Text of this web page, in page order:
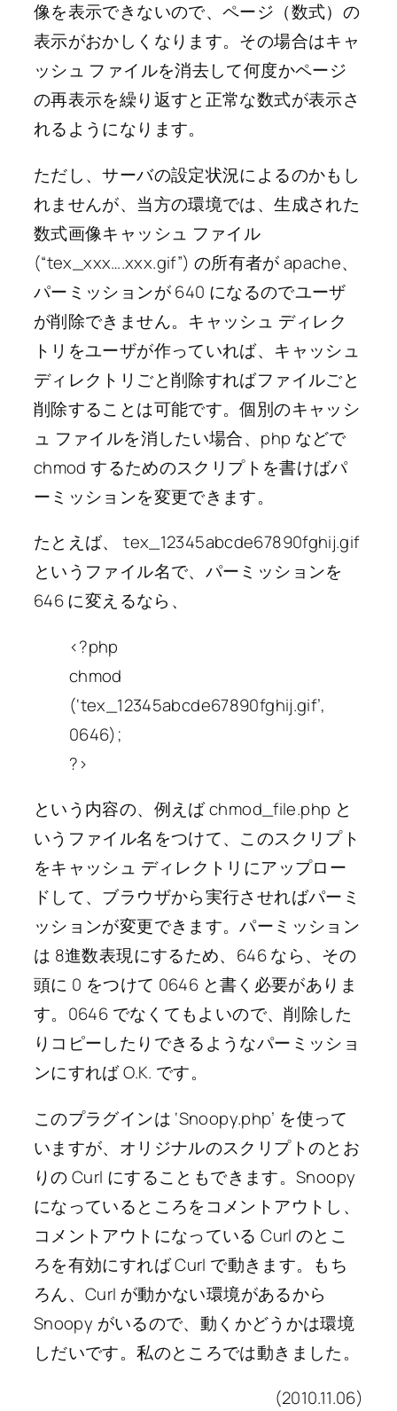
像を表示できないので、ページ（数式）の
表示がおかしくなります。その場合はキャ
ッシュ ファイルを消去して何度かページ
の再表示を繰り返すと正常な数式が表示さ
れるようになります。
ただし、サーバの設定状況によるのかもし
れませんが、当方の環境では、生成された
数式画像キャッシュ ファイル
(“tex_xxx….xxx.gif”) の所有者が apache、
パーミッションが 640 になるのでユーザ
が削除できません。キャッシュ ディレク
トリをユーザが作っていれば、キャッシュ
ディレクトリごと削除すればファイルごと
削除することは可能です。個別のキャッシ
ュ ファイルを消したい場合、php などで
chmod するためのスクリプトを書けばパ
ーミッションを変更できます。
たとえば、 tex_12345abcde67890fghij.gif
というファイル名で、パーミッションを
646 に変えるなら、
<?php
chmod
(‘tex_12345abcde67890fghij.gif’,
0646);
?>
という内容の、例えば chmod_file.php と
いうファイル名をつけて、このスクリプト
をキャッシュ ディレクトリにアップロー
ドして、ブラウザから実行させればパーミ
ッションが変更できます。パーミッション
は 8進数表現にするため、646 なら、その
頭に 0 をつけて 0646 と書く必要がありま
す。0646 でなくてもよいので、削除した
りコピーしたりできるようなパーミッショ
ンにすれば O.K. です。
このプラグインは ‘Snoopy.php’ を使って
いますが、オリジナルのスクリプトのとお
りの Curl にすることもできます。Snoopy
になっているところをコメントアウトし、
コメントアウトになっている Curl のとこ
ろを有効にすれば Curl で動きます。もち
ろん、Curl が動かない環境があるから
Snoopy がいるので、動くかどうかは環境
しだいです。私のところでは動きました。
(2010.11.06)